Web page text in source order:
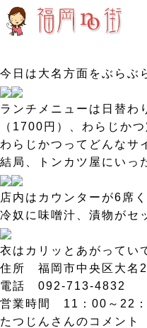
今日は大名方面をぶらぶ
ランチメニューは日替わ
（1700円）、わらじか
わらじかつってどんなサ
結局、トンカツ屋にいっ
店内はカウンターが6席
冷奴に味噌汁、漬物がセ
衣はカリッとあがってい
住所 福岡市中央区大名
電話 092-713-4832
営業時間 11：00～22
たつじんさんのコメント